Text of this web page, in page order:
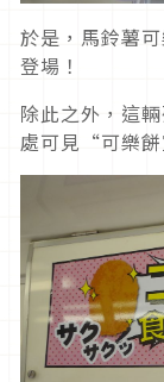
於是，馬鈴薯
登場！
除此之外，這
處可見“可樂